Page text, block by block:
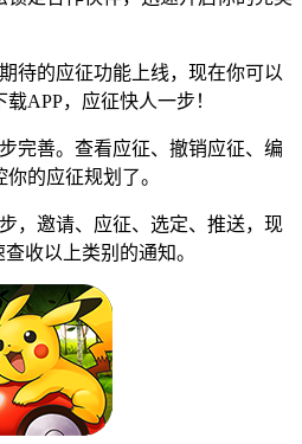
的应征功能上线，现在你可以
APP，应征快人一步！
善。查看应征、撤销应征、编
的应征规划了。
邀请、应征、选定、推送，现
收以上类别的通知。